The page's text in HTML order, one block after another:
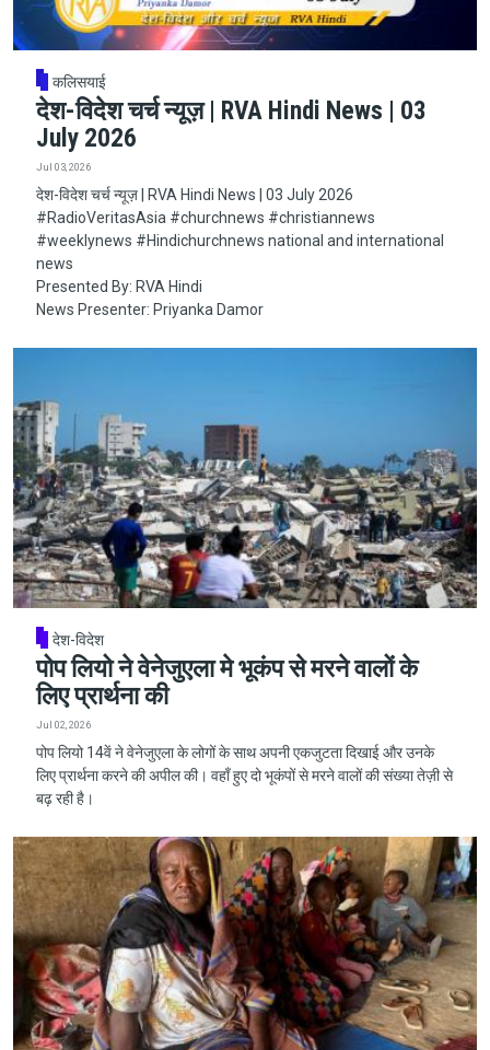
कलिसयाई
देश-विदेश चर्च न्यूज़ | RVA Hindi News | 03
July 2026
Jul 03, 2026
देश-विदेश चर्च न्यूज़ | RVA Hindi News | 03 July 2026
#RadioVeritasAsia​​​​​ #churchnews​​​​​ #christiannews​​​​​
#weeklynews​ #Hindichurchnews national and international
news
Presented By: RVA Hindi
News Presenter: Priyanka Damor
देश-विदेश
पोप लियो ने वेनेजुएला मे भूकंप से मरने वालों के
लिए प्रार्थना की
Jul 02, 2026
पोप लियो 14वें ने वेनेजुएला के लोगों के साथ अपनी एकजुटता दिखाई और उनके
लिए प्रार्थना करने की अपील की। वहाँ हुए दो भूकंपों से मरने वालों की संख्या तेज़ी से
बढ़ रही है।